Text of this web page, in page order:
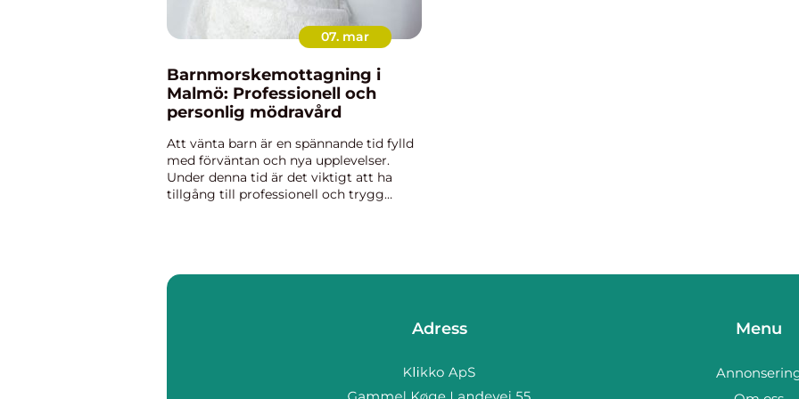
07. mar
Barnmorskemottagning i
Malmö: Professionell och
personlig mödravård
Att vänta barn är en spännande tid fylld
med förväntan och nya upplevelser.
Under denna tid är det viktigt att ha
tillgång till professionell och trygg
Adress Menu